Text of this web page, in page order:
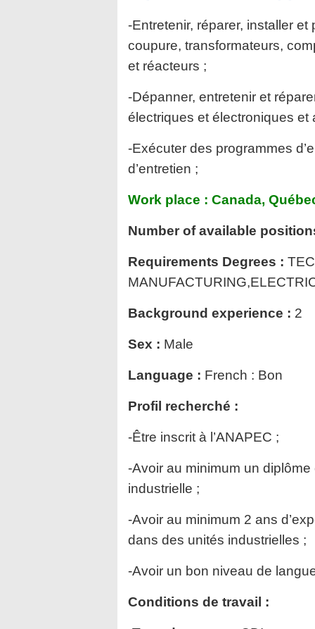
-Entretenir, réparer, installer
coupure, transformateurs,
et réacteurs ;
-Dépanner, entretenir et
électriques et électroniques
-Exécuter des programmes
d’entretien ;
Work place : Canada,
Number of available
Requirements Degrees :
Background experience : 2
Sex : Male
Language : French : Bon
Profil recherché :
-Être inscrit à l’ANAPEC ;
-Avoir au minimum un
industrielle ;
-Avoir au minimum 2 ans
dans des unités industrielles ;
-Avoir un bon niveau de
Conditions de travail :